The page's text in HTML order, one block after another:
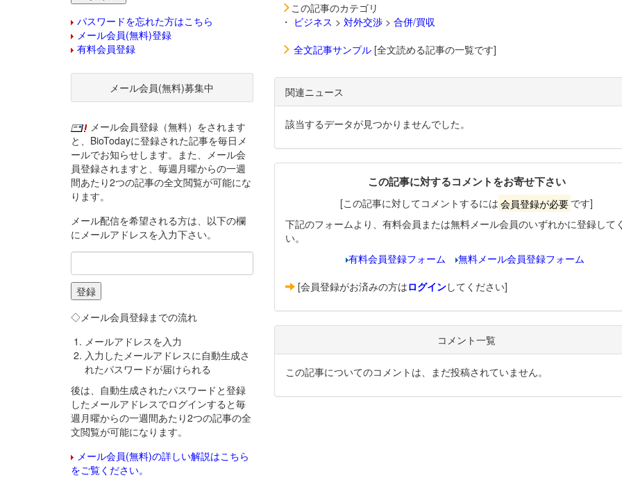
この記事のカテゴリ
・ ビジネス > 対外交渉> 合併/買収
全文記事サンプル[全文読める記事の一覧です]
関連ニュース
該当するデータが見つかりませんでした。
この記事に対するコメントをお寄せ下さい
[この記事に対してコメントするには 会員登録が必要 です]
下記のフォームより、有料会員または無料メール会員のいずれかに登録して
い。
有料会員登録フォーム
無料メール会員登録フォーム
[会員登録がお済みの方はログインしてください]
コメント一覧
この記事についてのコメントは、まだ投稿されていません。
パスワードを忘れた方はこちら
メール会員(無料)登録
有料会員登録
メール会員(無料)募集中
メール会員登録（無料）をされます
と、BioTodayに登録された記事を毎日メ
ールでお知らせします。また、メール会
員登録されますと、毎週月曜からの一週
間あたり2つの記事の全文閲覧が可能にな
ります。
メール配信を希望される方は、以下の欄
にメールアドレスを入力下さい。
◇メール会員登録までの流れ
メールアドレスを入力
入力したメールアドレスに自動生成さ
れたパスワードが届けられる
後は、自動生成されたパスワードと登録
したメールアドレスでログインすると毎
週月曜からの一週間あたり2つの記事の全
文閲覧が可能になります。
メール会員(無料)の詳しい解説はこちら
をご覧ください。